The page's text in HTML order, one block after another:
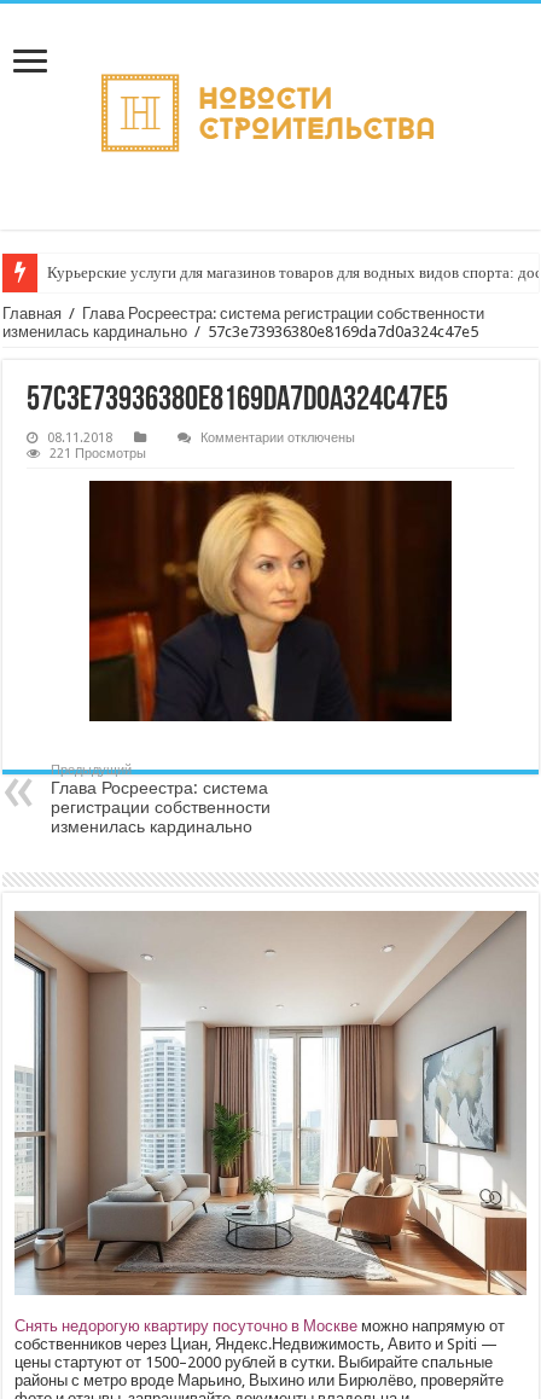
Курьерские услуги для магазинов товаров для водных видов спорта:
Главная / Глава Росреестра: система регистрации собственности
изменилась кардинально / 57c3e73936380e8169da7d0a324c47e5
57c3e73936380e8169da7d0a324c47e5
08.11.2018 Комментариикотключены
221 Просмотры
Предыдущий
Глава Росреестра: система
регистрации собственности
изменилась кардинально
Снять недорогую квартиру посуточно в Москве можно напрямую от
собственников через Циан, Яндекс.Недвижимость, Авито и Spiti —
цены стартуют от 1500–2000 рублей в сутки. Выбирайте спальные
районы с метро вроде Марьино, Выхино или Бирюлёво, проверяйте